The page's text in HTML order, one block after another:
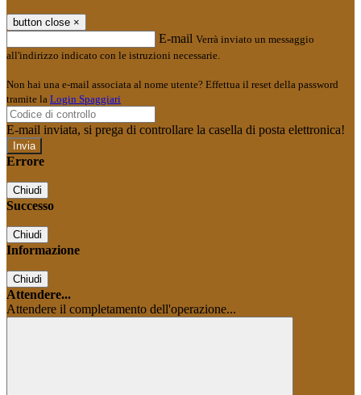
button close ×
E-mail Verrà inviato un messaggio
all'indirizzo indicato con le istruzioni necessarie.
Non hai una e-mail associata al nome utente? Effettua il reset della password
tramite la Login Spaggiari
E-mail inviata, si prega di controllare la casella di posta elettronica!
Errore
Chiudi
Successo
Chiudi
Informazione
Chiudi
Attendere...
Attendere il completamento dell'operazione...